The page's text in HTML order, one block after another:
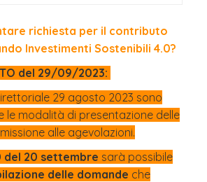
richiesta per il contributo
Investimenti Sostenibili 4.0?
del 29/09/2023:
29 agosto 2023 sono
le modalità di presentazione delle
alle agevolazioni.
del 20 settembre sarà possibile
delle domande che